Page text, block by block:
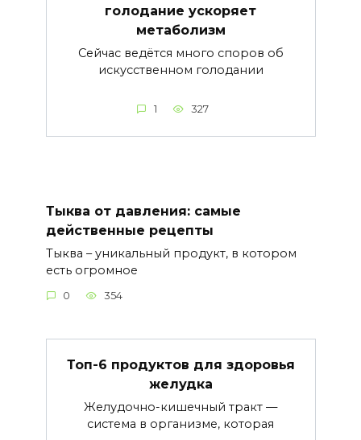
голодание ускоряет
метаболизм
Сейчас ведётся много споров об
искусственном голодании
1 327
Тыква от давления: самые
действенные рецепты
Тыква – уникальный продукт, в котором
есть огромное
0 354
Топ-6 продуктов для здоровья
желудка
Желудочно-кишечный тракт —
система в организме, которая